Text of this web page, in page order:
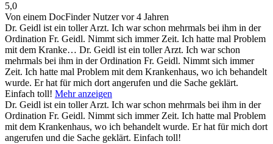
5,0
Von einem DocFinder Nutzervor 4 Jahren
Dr. Geidl ist ein toller Arzt. Ich war schon mehrmals bei ihm in der
Ordination Fr. Geidl. Nimmt sich immer Zeit. Ich hatte mal Problem
mit dem Kranke… Dr. Geidl ist ein toller Arzt. Ich war schon
mehrmals bei ihm in der Ordination Fr. Geidl. Nimmt sich immer
Zeit. Ich hatte mal Problem mit dem Krankenhaus, wo ich behandelt
wurde. Er hat für mich dort angerufen und die Sache geklärt.
Einfach toll! Mehr anzeigen
Dr. Geidl ist ein toller Arzt. Ich war schon mehrmals bei ihm in der
Ordination Fr. Geidl. Nimmt sich immer Zeit. Ich hatte mal Problem
mit dem Krankenhaus, wo ich behandelt wurde. Er hat für mich dort
angerufen und die Sache geklärt. Einfach toll!